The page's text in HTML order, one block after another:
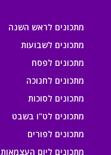
מתכונים לראש השנה
מתכונים לשבועות
מתכונים לפסח
מתכונים לחנוכה
מתכונים לסוכות
מתכונים לט"ו בשבט
מתכונים לפורים
מתכונים ליום העצמאות